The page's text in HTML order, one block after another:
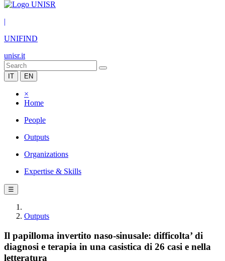
|
UNIFIND
unisr.it
IT EN
×
Home
People
Outputs
Organizations
Expertise & Skills
☰
Outputs
Il papilloma invertito naso-sinusale: difficolta’ di
diagnosi e terapia in una casistica di 26 casi e nella
letteratura